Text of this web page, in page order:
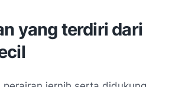
yang terdiri dari